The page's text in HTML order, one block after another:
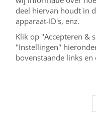
94.99 €
deel hiervan houdt in
apparaat-ID's, enz.
Klik op "Accepteren &
"Instellingen"
bovenstaande links